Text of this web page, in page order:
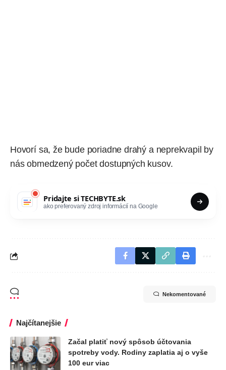
Hovorí sa,že bude poriadne drahý a neprekvapil by
nás obmedzený počet dostupných kusov.
Pridajte siTECHBYTE.sk
ako preferovaný zdroj informácií na Google
Nekomentované
Najčítanejšie
Začal platiť nový spôsob účtovania
spotreby vody. Rodiny zaplatia aj o vyše
100 eur viac